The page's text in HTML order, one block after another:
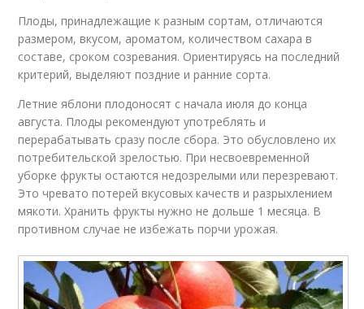
Плоды, принадлежащие к разным сортам, отличаются
размером, вкусом, ароматом, количеством сахара в
составе, сроком созревания. Ориентируясь на последний
критерий, выделяют поздние и ранние сорта.
Летние яблони плодоносят с начала июля до конца
августа. Плоды рекомендуют употреблять и
перерабатывать сразу после сбора. Это обусловлено их
потребительской зрелостью. При несвоевременной
уборке фрукты остаются недозрелыми или перезревают.
Это чревато потерей вкусовых качеств и разрыхлением
мякоти. Хранить фрукты нужно не дольше 1 месяца. В
противном случае не избежать порчи урожая.